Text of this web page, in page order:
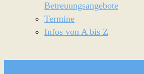
Betreuungsangebote
Termine
Infos von A bis Z